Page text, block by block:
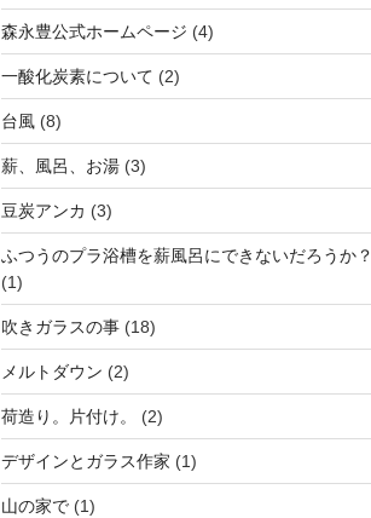
森永豊公式ホームページ (4)
一酸化炭素について (2)
台風(8)
薪、風呂、お湯(3)
豆炭アンカ (3)
ふつうのプラ浴槽を薪風呂にできないだろうか？
(1)
吹きガラスの事(18)
メルトダウン (2)
荷造り。片付け。 (2)
デザインとガラス作家 (1)
山の家で(1)